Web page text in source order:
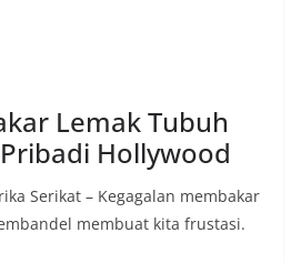
Lemak Tubuh
Hollywood
Serikat – Kegagalan membakar
membuat kita frustasi.